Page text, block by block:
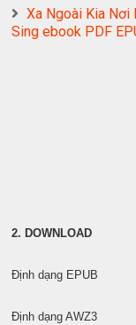
Xa Ngoài Kia Nơi
Sing ebook PDF
2. DOWNLOAD
Định dạng
Định dạng